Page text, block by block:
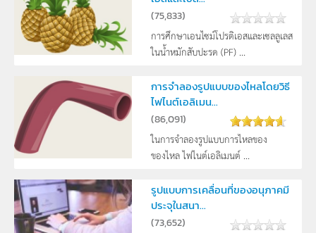
(75,833)
การศึกษาเอนไซม์โปรติเอสและเซลลูเลส
ในน้ำหมักสับปะรด (PF) ...
การจำลองรูปแบบของไหลโดยวิธี
ไฟไนต์เอลิเมน...
(86,091)
ในการจำลองรูปแบบการไหลของ
ของไหล ไฟไนต์เอลิเมนต์ ...
รูปแบบการเคลื่อนที่ของอนุภาคมี
ประจุในสนา...
(73,652)